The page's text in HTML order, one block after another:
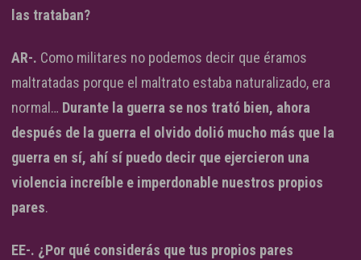
las trataban?
AR-. Como militares no podemos decir que éramos
maltratadas porque el maltrato estaba naturalizado, era
normal… Durante la guerra se nos trató bien, ahora
después de la guerra el olvido dolió mucho más que la
guerra en sí, ahí sí puedo decir que ejercieron una
violencia increíble e imperdonable nuestros propios
pares.
EE-. ¿Por qué considerás que tus propios pares